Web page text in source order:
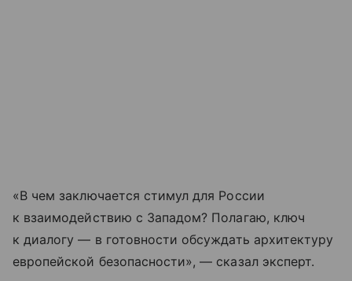
«В чем заключается стимул для России
к взаимодействию с Западом? Полагаю, ключ
к диалогу — в готовности обсуждать архитектуру
европейской безопасности», — сказал эксперт.